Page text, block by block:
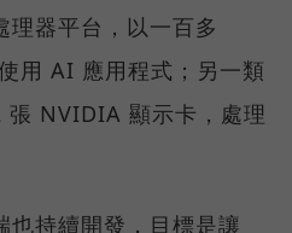
器平台，以一百多
用 AI 應用程式；另一類
NVIDIA 顯示卡，處理
持續開發，目標是讓